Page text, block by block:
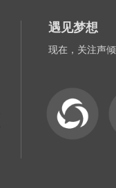
遇见梦想
现在，关注声